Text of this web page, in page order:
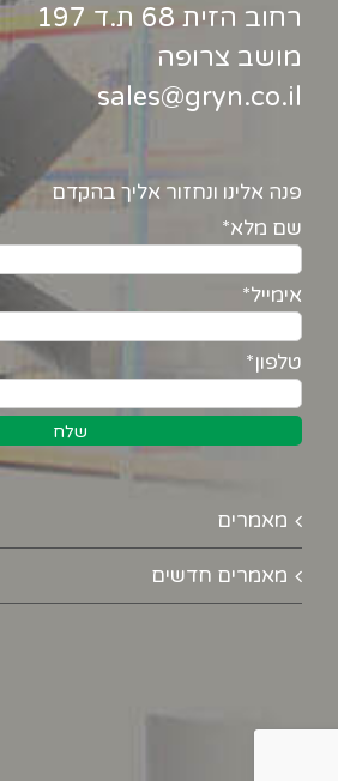
רחוב הזית 68 ת.ד 197
מושב צרופה
sales@gryn.co.il
פנה אלינו ונחזור אליך בהקדם
שם מלא*
אימייל*
טלפון*
מאמרים
מאמרים חדשים